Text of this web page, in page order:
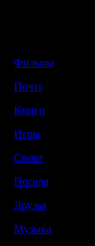
Фильмы
Почта
Книги
Игры
Спорт
Погода
Друзья
Музыка